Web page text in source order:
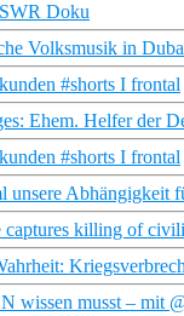
Doku
Volksmusik in
#shorts I frontal
Ehem. Helfer der
#shorts I frontal
unsere Abhängigkeit
killing of
wissen musst – mit